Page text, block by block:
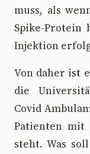
muss, als
Spike-Protein
Injektion
Von daher ist
die
Covid
Patienten mit
steht. Was